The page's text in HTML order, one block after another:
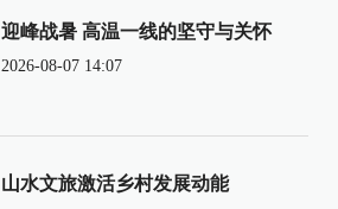
迎峰战暑 高温一线的坚守与关怀
2026-08-07 14:07
山水文旅激活乡村发展动能